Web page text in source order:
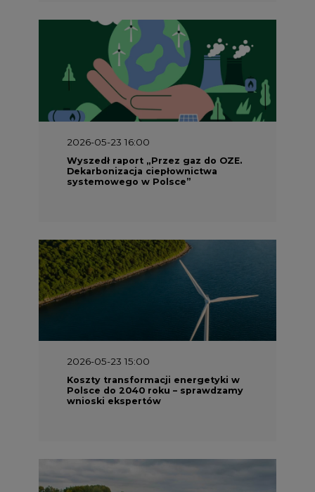
2026-05-23 16:00
Wyszedł raport „Przez gaz do OZE.
Dekarbonizacja ciepłownictwa
systemowego w Polsce”
2026-05-23 15:00
Koszty transformacji energetyki w
Polsce do 2040 roku – sprawdzamy
wnioski ekspertów